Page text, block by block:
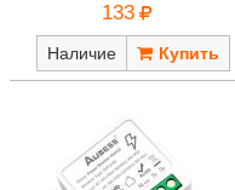
133
Наличие